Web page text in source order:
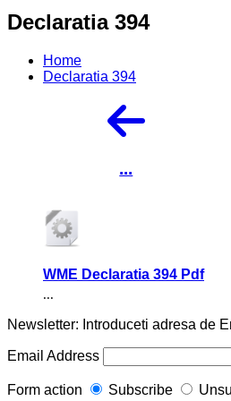
Declaratia 394
Home
Declaratia 394
...
WME Declaratia 394 Pdf
...
Newsletter: Introduceti adresa de
Email Address
Form action Subscribe